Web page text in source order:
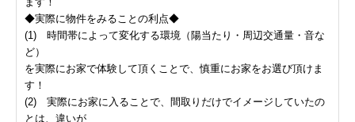
◆実際に物件をみることの利点◆
(1) 時間帯によって変化する環境（陽当たり・周辺交通量・音な
ど）
を実際にお家で体験して頂くことで、慎重にお家をお選び頂けま
す！
(2) 実際にお家に入ることで、間取りだけでイメージしていたの
とは、違いが